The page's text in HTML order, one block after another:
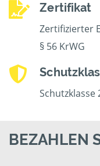
Zertifikat
Zertifizierter
§ 56 KrWG
Schutzklasse
BEZAHLEN